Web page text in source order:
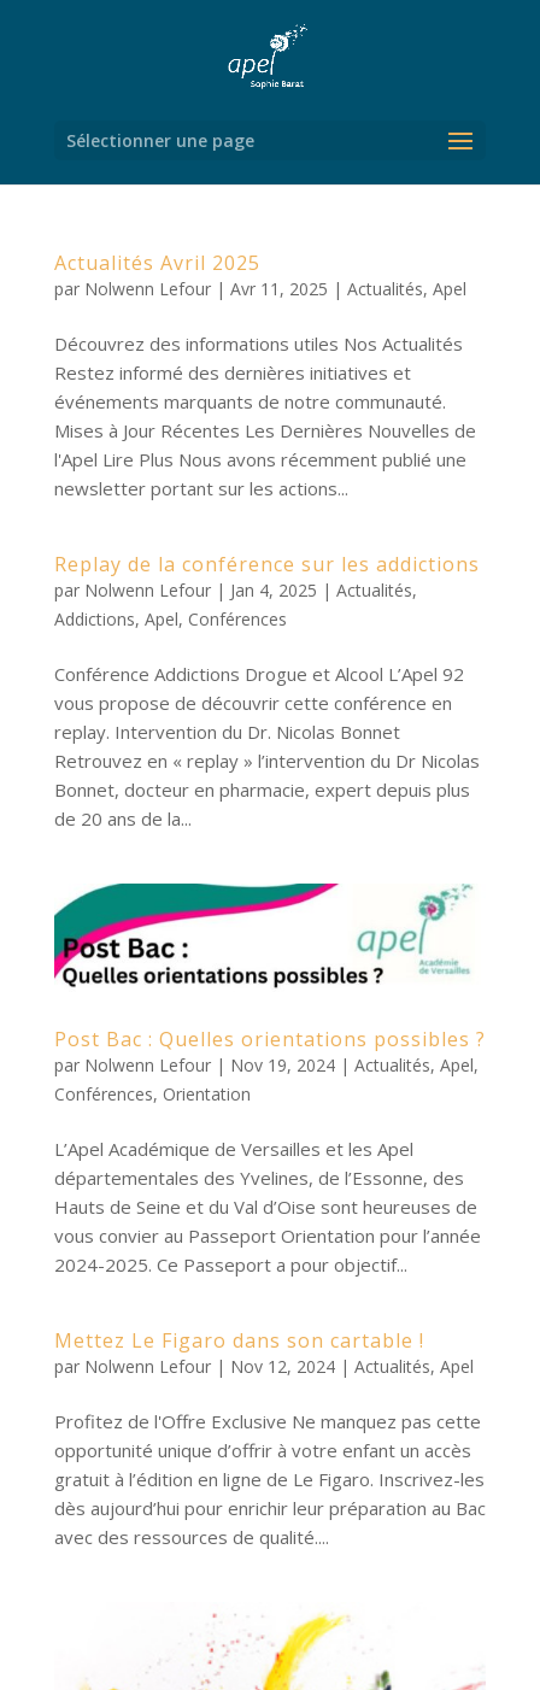
Sélectionner une page
Actualités Avril 2025
par Nolwenn Lefour| Avr 11, 2025 | Actualités, Apel
Découvrez des informations utiles Nos Actualités
Restez informé des dernières initiatives et
événements marquants de notre communauté.
Mises à Jour Récentes Les Dernières Nouvelles de
l'Apel Lire Plus Nous avons récemment publié une
newsletter portant sur les actions...
Replay de la conférence sur les addictions
par Nolwenn Lefour| Jan 4, 2025 | Actualités,
Addictions, Apel, Conférences
Conférence Addictions Drogue et Alcool L’Apel 92
vous propose de découvrir cette conférence en
replay. Intervention du Dr. Nicolas Bonnet
Retrouvez en « replay » l’intervention du Dr Nicolas
Bonnet, docteur en pharmacie, expert depuis plus
de 20 ans de la...
Post Bac : Quelles orientations possibles ?
par Nolwenn Lefour| Nov 19, 2024| Actualités, Apel,
Conférences, Orientation
L’Apel Académique de Versailles et les Apel
départementales des Yvelines, de l’Essonne, des
Hauts de Seine et du Val d’Oise sont heureuses de
vous convier au Passeport Orientation pour l’année
2024-2025. Ce Passeport a pour objectif...
Mettez Le Figaro dans son cartable !
par Nolwenn Lefour| Nov 12, 2024| Actualités, Apel
Profitez de l'Offre Exclusive Ne manquez pas cette
opportunité unique d’offrir à votre enfant un accès
gratuit à l’édition en ligne de Le Figaro. Inscrivez-les
dès aujourd’hui pour enrichir leur préparation au Bac
avec des ressources de qualité....